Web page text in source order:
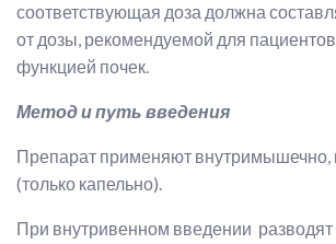
соответствующая доза должна
от дозы, рекомендуемой для
функцией почек.
Метод и путь введения
Препарат применяют внутримышечно,
(только капельно).
При внутривенном введении